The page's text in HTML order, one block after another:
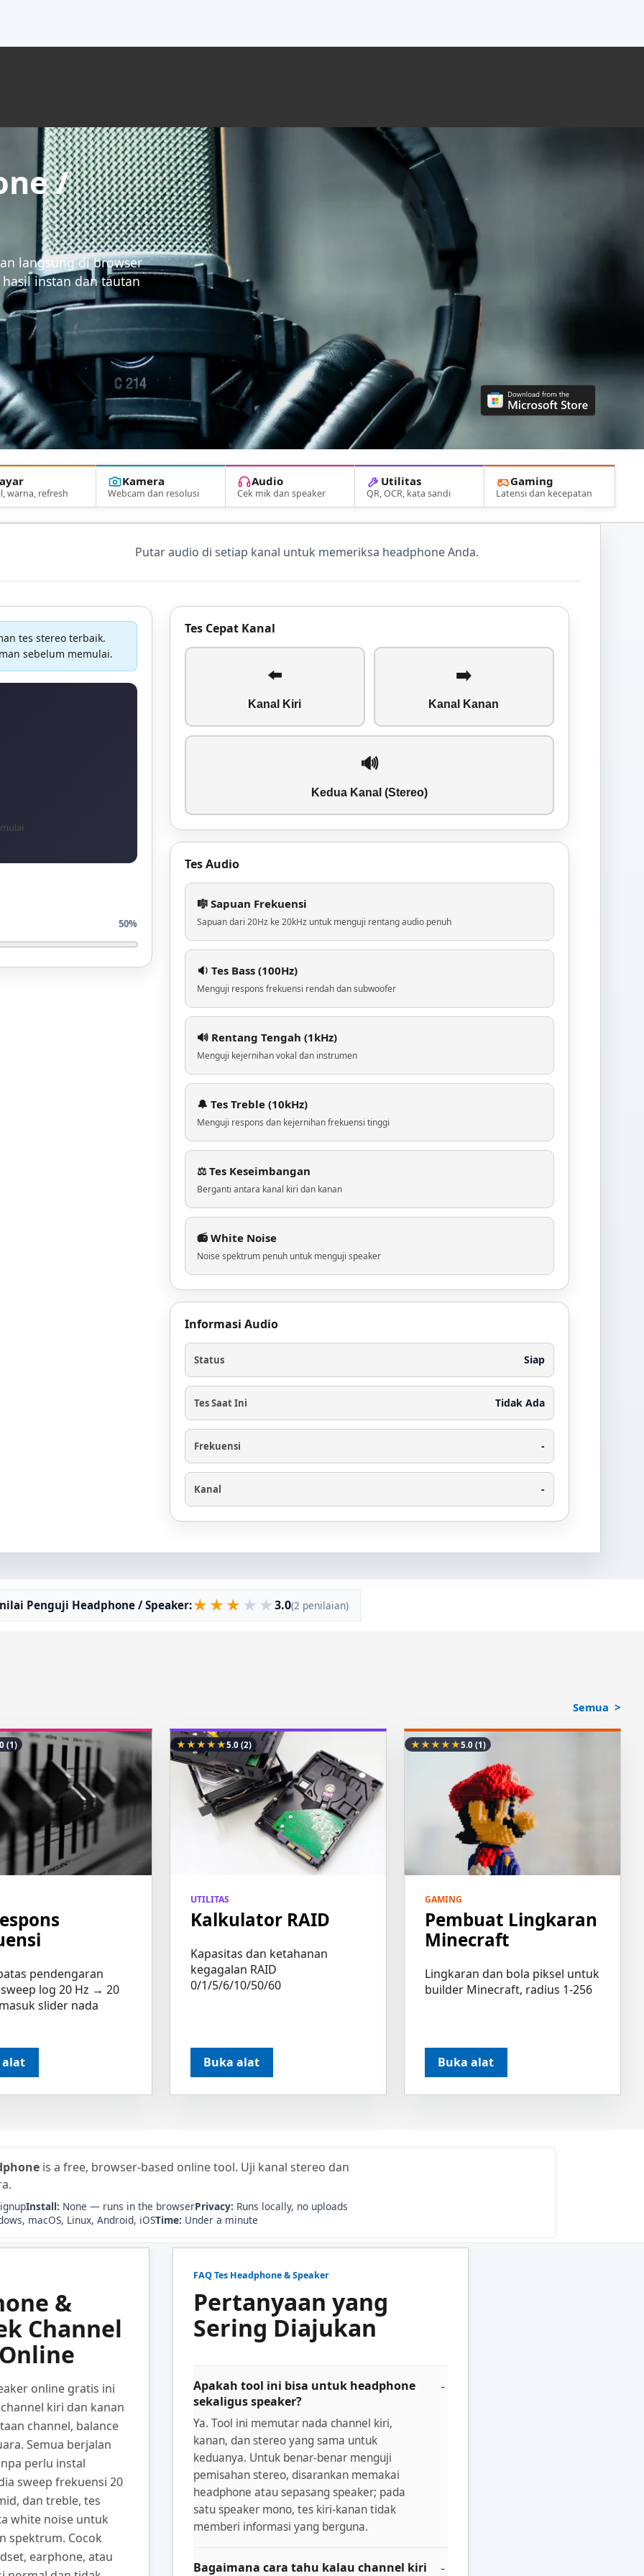
/
langsung di browser
instan dan tautan
warna, refresh
Kamera
Webcam dan resolusi
Audio
Cek mik dan speaker
Utilitas
QR, OCR, kata sandi
Gaming
Latensi dan kecepatan
Putar audio di setiap kanal untuk memeriksa headphone Anda.
tes stereo terbaik.
sebelum memulai.
50%
Tes Cepat Kanal
⬅️
Kanal Kiri
➡️
Kanal Kanan
🔊
Kedua Kanal (Stereo)
Tes Audio
🎼 Sapuan Frekuensi
Sapuan dari 20Hz ke 20kHz untuk menguji rentang audio penuh
🔉 Tes Bass (100Hz)
Menguji respons frekuensi rendah dan subwoofer
🔊 Rentang Tengah (1kHz)
Menguji kejernihan vokal dan instrumen
🔔 Tes Treble (10kHz)
Menguji respons dan kejernihan frekuensi tinggi
⚖️ Tes Keseimbangan
Berganti antara kanal kiri dan kanan
📻 White Noise
Noise spektrum penuh untuk menguji speaker
Informasi Audio
Status Siap
Tes Saat Ini Tidak Ada
Frekuensi -
Kanal -
Penguji Headphone / Speaker:★ ★ ★ ★ ★3.0(2 penilaian)
Semua
(1)
pendengaran
log 20 Hz → 20
slider nada
alat
★★★★★5.0(2)
UTILITAS
Kalkulator RAID
Kapasitas dan ketahanan
kegagalan RAID
0/1/5/6/10/50/60
Buka alat
★★★★★5.0(1)
GAMING
Pembuat Lingkaran
Minecraft
Lingkaran dan bola piksel untuk
builder Minecraft, radius 1-256
Buka alat
is a free, browser-based online tool. Uji kanal stereo dan
Install: None — runs in the browserPrivacy: Runs locally, no uploads
macOS, Linux, Android, iOSTime: Under a minute
&
Channel
online gratis ini
kiri dan kanan
channel, balance
Semua berjalan
perlu instal
sweep frekuensi 20
dan treble, tes
white noise untuk
spektrum. Cocok
earphone, atau
FAQ Tes Headphone & Speaker
Pertanyaan yang
Sering Diajukan
Apakah tool ini bisa untuk headphone
sekaligus speaker?
Ya. Tool ini memutar nada channel kiri,
kanan, dan stereo yang sama untuk
keduanya. Untuk benar-benar menguji
pemisahan stereo, disarankan memakai
headphone atau sepasang speaker; pada
satu speaker mono, tes kiri-kanan tidak
memberi informasi yang berguna.
Bagaimana cara tahu kalau channel kiri